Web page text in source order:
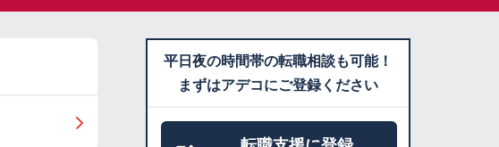
平日夜の時間帯の転職相談も可能！
まずはアデコにご登録ください